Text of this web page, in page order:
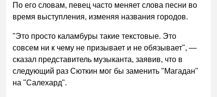
По его словам, певец часто меняет слова песни во
время выступления, изменяя названия городов.
"Это просто каламбуры такие текстовые. Это
совсем ни к чему не призывает и не обязывает", —
сказал представитель музыканта, заявив, что в
следующий раз Сюткин мог бы заменить "Магадан"
на "Салехард".